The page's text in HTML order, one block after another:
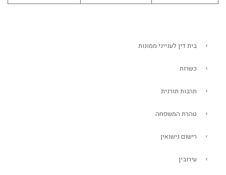
בית דין לענייני ממונות
כשרות
תרבות תורנית
טהרת המשפחה
רישום נישואין
עירובין